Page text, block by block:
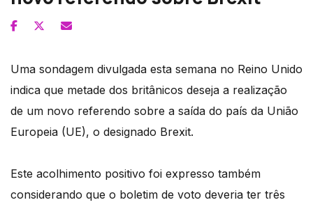
Uma sondagem divulgada esta semana no Reino Unido
indica que metade dos britânicos deseja a realização
de um novo referendo sobre a saída do país da União
Europeia (UE), o designado Brexit.
Este acolhimento positivo foi expresso também
considerando que o boletim de voto deveria ter três